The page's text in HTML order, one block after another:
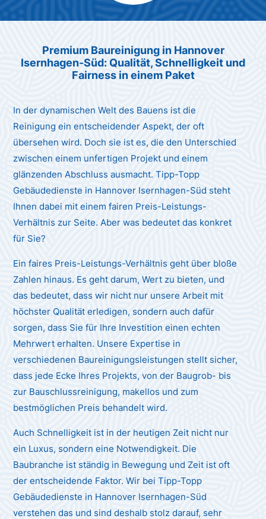
Max Mustermann
Premium Baureinigung in Hannover
Isernhagen-Süd: Qualität, Schnelligkeit und
Fairness in einem Paket
In der dynamischen Welt des Bauens ist die
Reinigung ein entscheidender Aspekt, der oft
übersehen wird. Doch sie ist es, die den Unterschied
zwischen einem unfertigen Projekt und einem
glänzenden Abschluss ausmacht. Tipp-Topp
Gebäudedienste in Hannover Isernhagen-Süd steht
Ihnen dabei mit einem fairen Preis-Leistungs-
Verhältnis zur Seite. Aber was bedeutet das konkret
für Sie?
Ein faires Preis-Leistungs-Verhältnis geht über bloße
Zahlen hinaus. Es geht darum, Wert zu bieten, und
das bedeutet, dass wir nicht nur unsere Arbeit mit
höchster Qualität erledigen, sondern auch dafür
sorgen, dass Sie für Ihre Investition einen echten
Mehrwert erhalten. Unsere Expertise in
verschiedenen Baureinigungsleistungen stellt sicher,
dass jede Ecke Ihres Projekts, von der Baugrob- bis
zur Bauschlussreinigung, makellos und zum
bestmöglichen Preis behandelt wird.
Auch Schnelligkeit ist in der heutigen Zeit nicht nur
ein Luxus, sondern eine Notwendigkeit. Die
Baubranche ist ständig in Bewegung und Zeit ist oft
der entscheidende Faktor. Wir bei Tipp-Topp
Gebäudedienste in Hannover Isernhagen-Süd
verstehen das und sind deshalb stolz darauf, sehr